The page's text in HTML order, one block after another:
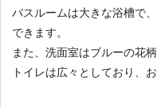
バスルームは大きな浴槽で
できます。
また、洗面室はブルーの花
トイレは広々としており、